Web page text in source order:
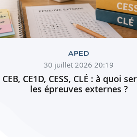
APED
30 juillet 2026 20:19
CEB, CE1D, CESS, CLÉ : à quoi
les épreuves externes ?